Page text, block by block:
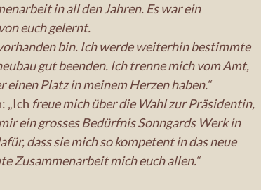
in all den Jahren. Es war ein
euch gelernt.
bin. Ich werde weiterhin bestimmte
gut beenden. Ich trenne mich vom Amt,
Platz in meinem Herzen haben.“
„Ich freue mich über die Wahl zur Präsidentin,
ein grosses Bedürfnis Sonngards Werk in
dass sie mich so kompetent in das neue
Zusammenarbeit mich euch allen.“